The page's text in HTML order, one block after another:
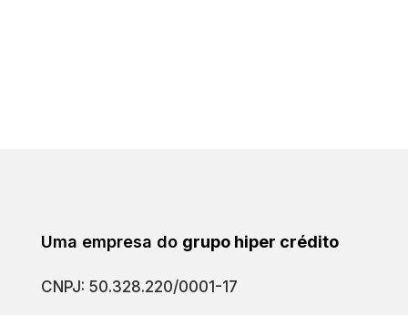
Uma empresa do grupo hiper crédito
CNPJ: 50.328.220/0001-17